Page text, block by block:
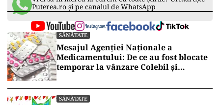
Puterea.ro și pe canalul de WhatsApp
SĂNĂTATE
Mesajul Agenției Naționale a
Medicamentului: De ce au fost blocate
temporar la vânzare Colebil și
SĂNĂTATE